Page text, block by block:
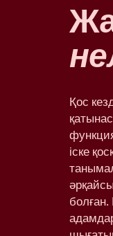
Қос
іске